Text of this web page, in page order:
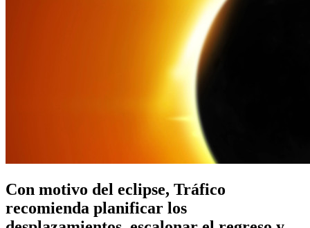
Con motivo del eclipse, Tráfico
recomienda planificar los